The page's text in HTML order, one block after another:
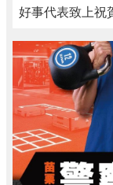
好事代表致上祝